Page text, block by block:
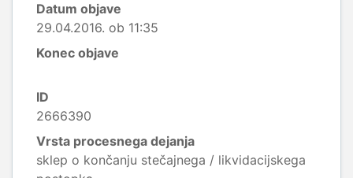
Datum objave
29.04.2016. ob 11:35
Konec objave
ID
2666390
Vrsta procesnega dejanja
sklep o končanju stečajnega / likvidacijskega